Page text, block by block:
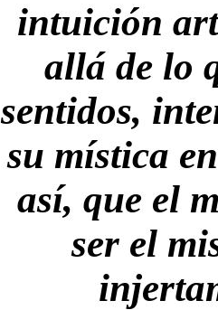
intuición
allá de lo
sentidos,
su mística
así, que el
ser el